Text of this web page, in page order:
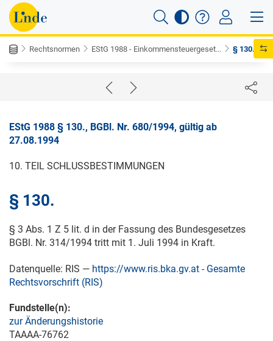
Rechtsnormen EStG 1988 - Einkommensteuergeset... § 130.
EStG 1988 § 130., BGBl. Nr. 680/1994, gültig ab
27.08.1994
10. TEIL SCHLUSSBESTIMMUNGEN
§ 130.
§ 3 Abs. 1 Z 5 lit. d in der Fassung des Bundesgesetzes
BGBl. Nr. 314/1994 tritt mit 1. Juli 1994 in Kraft.
Datenquelle: RIS — https://www.ris.bka.gv.at - Gesamte
Rechtsvorschrift (RIS)
Fundstelle(n):
zur Änderungshistorie
TAAAA-76762